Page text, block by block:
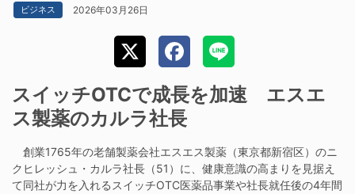
ビジネス 2026年03月26日
スイッチOTCで成長を加速 エスエ
ス製薬のカルラ社長
創業1765年の老舗製薬会社エスエス製薬（東京都新宿区）のニ
クヒレッシュ・カルラ社長（51）に、健康意識の高まりを見据え
て同社が力を入れるスイッチOTC医薬品事業や社長就任後の4年間